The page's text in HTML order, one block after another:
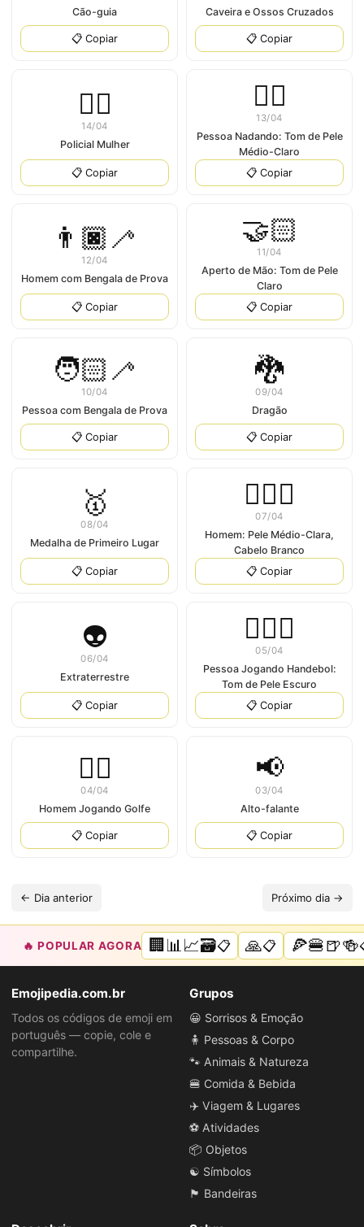
Cão-guia
📋 Copiar
Caveira e Ossos Cruzados
📋 Copiar
👮‍♀
14/04
Policial Mulher
📋 Copiar
🏊🏼
13/04
Pessoa Nadando: Tom de Pele
Médio-Claro
📋 Copiar
👨🏿‍🦯
12/04
Homem com Bengala de Prova
📋 Copiar
🤝🏻
11/04
Aperto de Mão: Tom de Pele
Claro
📋 Copiar
🧑🏻‍🦯
10/04
Pessoa com Bengala de Prova
📋 Copiar
🐉
09/04
Dragão
📋 Copiar
🥇
08/04
Medalha de Primeiro Lugar
📋 Copiar
🧔🏼‍♂
07/04
Homem: Pele Médio-Clara,
Cabelo Branco
📋 Copiar
👽
06/04
Extraterrestre
📋 Copiar
⛹🏿‍♂
05/04
Pessoa Jogando Handebol:
Tom de Pele Escuro
📋 Copiar
🏌‍♂️
04/04
Homem Jogando Golfe
📋 Copiar
📢
03/04
Alto-falante
📋 Copiar
← Dia anterior Próximo dia →
🔥 POPULAR AGORA 🏢📊📈🗃️📋 🙏📋 🍕🍔🍺🍻
Emojipedia.com.br
Todos os códigos de emoji em
português — copie, cole e
compartilhe.
Grupos
😀 Sorrisos & Emoção
🧍 Pessoas & Corpo
🐾 Animais & Natureza
🍔 Comida & Bebida
✈️ Viagem & Lugares
⚽ Atividades
📦 Objetos
☯️ Símbolos
🏴 Bandeiras